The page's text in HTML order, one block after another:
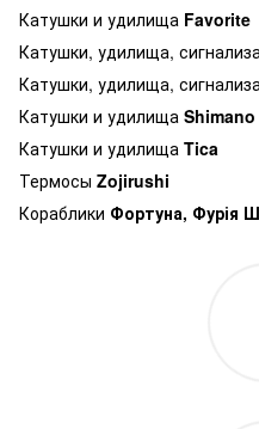
Катушки и удилища Favorite
Катушки, удилища,
Катушки, удилища,
Катушки и удилища Shimano
Катушки и удилища Tica
Термосы Zojirushi
Кораблики Фортуна, Фурія